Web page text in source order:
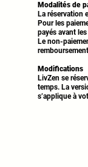
Modalités de
La réservation
Pour les
payés avant
Le non-
Modifications
LivZen se
temps. La
s’applique à